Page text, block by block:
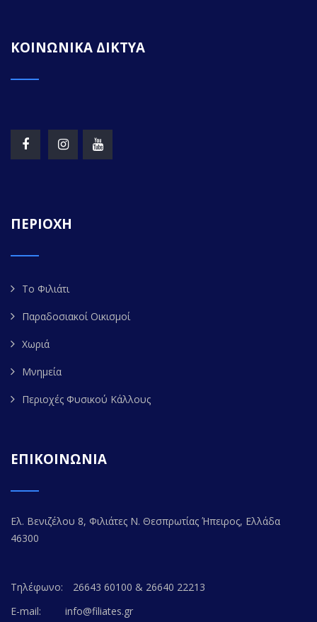
ΚΟΙΝΩΝΙΚΑ ΔΙΚΤΥΑ
ΠΕΡΙΟΧΗ
Το Φιλιάτι
Παραδοσιακοί Οικισμοί
Χωριά
Μνημεία
Περιοχές Φυσικού Κάλλους
ΕΠΙΚΟΙΝΩΝΙΑ
Ελ. Βενιζέλου 8, Φιλιάτες Ν. Θεσπρωτίας Ήπειρος, Ελλάδα
46300
Τηλέφωνο:
26643 60100 & 26640 22213
E-mail:
info@filiates.gr